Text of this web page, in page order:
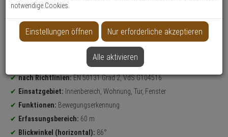
Datenblatt drucken
Weitere Varianten...
Bewegungsmelder, Vorhangmelder
nach Richtlinien:EN 50131 Grad 2, VdS G104516
Einsatzgebiet: Innenbereich, Wohnung, Tür, Fenster
Funktionen: Bewegungserkennung
Erfassungsbereich: 60 m
Blickwinkel (horizontal): 86°
notwendige Cookies.
Einstellungen öffnen Nur erforderliche akzeptieren
Alle aktivieren